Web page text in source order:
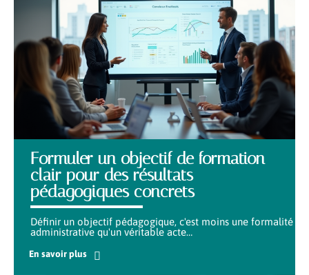
Formuler un objectif de formation
clair pour des résultats
pédagogiques concrets
Définir un objectif pédagogique, c'est moins une formalité
administrative qu'un véritable acte…
En savoir plus